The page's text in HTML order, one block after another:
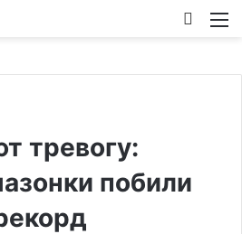
тревогу:
побили